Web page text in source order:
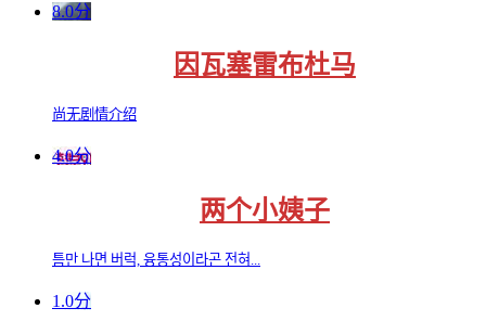
8.0分
因瓦塞雷布杜马
尚无剧情介绍
4.0分
两个小姨子
틈만 나면 버럭, 융통성이라곤 전혀...
1.0分